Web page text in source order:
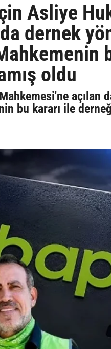
Asliye
dernek
oldu
açılan
bu kararı ile